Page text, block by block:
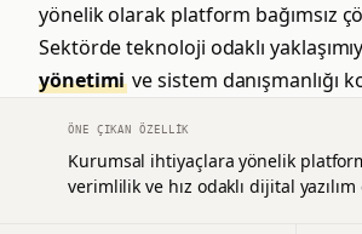
yönelik olarak platform bağımsız
Sektörde teknoloji odaklı
yönetimi ve sistem danışmanlığı
ÖNE ÇIKAN ÖZELLIK
Kurumsal ihtiyaçlara yönelik
verimlilik ve hız odaklı dijital